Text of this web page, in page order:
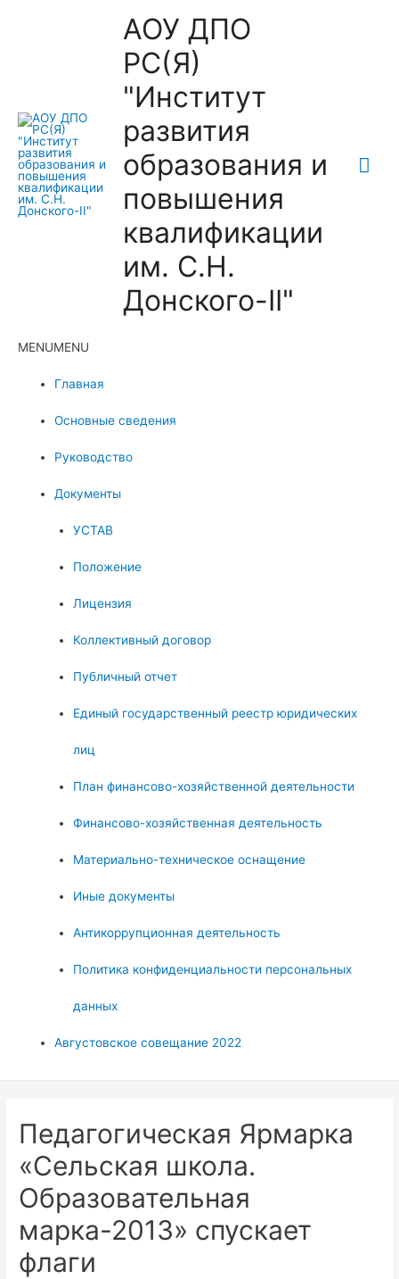
АОУ ДПО
РС(Я)
"Институт
развития
образования и
повышения
квалификации
им. С.Н.
Донского-II"
MENUMENU
Главная
Основные сведения
Руководство
Документы
УСТАВ
Положение
Лицензия
Коллективный договор
Публичный отчет
Единый государственный реестр юридических
лиц
План финансово-хозяйственной деятельности
Финансово-хозяйственная деятельность
Материально-техническое оснащение
Иные документы
Антикоррупционная деятельность
Политика конфиденциальности персональных
данных
Августовское совещание 2022
Педагогическая Ярмарка
«Сельская школа.
Образовательная
марка-2013» спускает
флаги